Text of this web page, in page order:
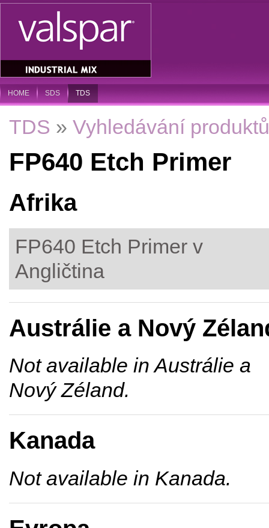
HOME SDS TDS
TDS » Vyhledávání produktů
FP640 Etch Primer
Afrika
FP640 Etch Primer v
Angličtina
Austrálie a Nový
Not available in Austrálie a
Nový Zéland.
Kanada
Not available in Kanada.